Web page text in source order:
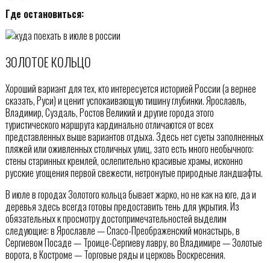
Где остановиться:
ЗОЛОТОЕ КОЛЬЦО
Хороший вариант для тех, кто интересуется историей России (а вернее
сказать, Руси) и ценит успокаивающую тишину глубинки. Ярославль,
Владимир, Суздаль, Ростов Великий и другие города этого
туристического маршрута кардинально отличаются от всех
представленных выше вариантов отдыха. Здесь нет суеты заполненных
пляжей или оживленных столичных улиц, зато есть много необычного:
стены старинных кремлей, ослепительно красивые храмы, исконно
русские угощения первой свежести, нетронутые природные ландшафты.
В июле в городах Золотого кольца бывает жарко, но не как на юге, да и
деревья здесь всегда готовы предоставить тень для укрытия. Из
обязательных к просмотру достопримечательностей выделим
следующие: в Ярославле — Спасо-Преображенский монастырь, в
Сергиевом Посаде — Троице-Сергиеву лавру, во Владимире — Золотые
ворота, в Костроме — Торговые ряды и церковь Воскресения.